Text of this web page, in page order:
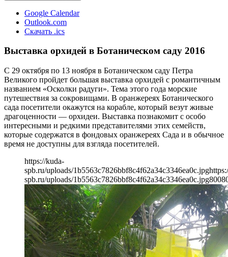
Google Calendar
Outlook.com
Скачать .ics
Выставка орхидей в Ботаническом саду 2016
С 29 октября по 13 ноября в Ботаническом саду Петра
Великого пройдет большая выставка орхидей с романтичным
названием «Осколки радуги». Тема этого года морские
путешествия за сокровищами. В оранжереях Ботанического
сада посетители окажутся на корабле, который везут живые
драгоценности — орхидеи. Выставка познакомит с особо
интересными и редкими представителями этих семейств,
которые содержатся в фондовых оранжереях Сада и в обычное
время не доступны для взгляда посетителей.
https://kuda-
spb.ru/uploads/1b5563c7826bbf8c4f62a34c3346ea0c.jpg
spb.ru/uploads/1b5563c7826bbf8c4f62a34c3346ea0c.jpg800